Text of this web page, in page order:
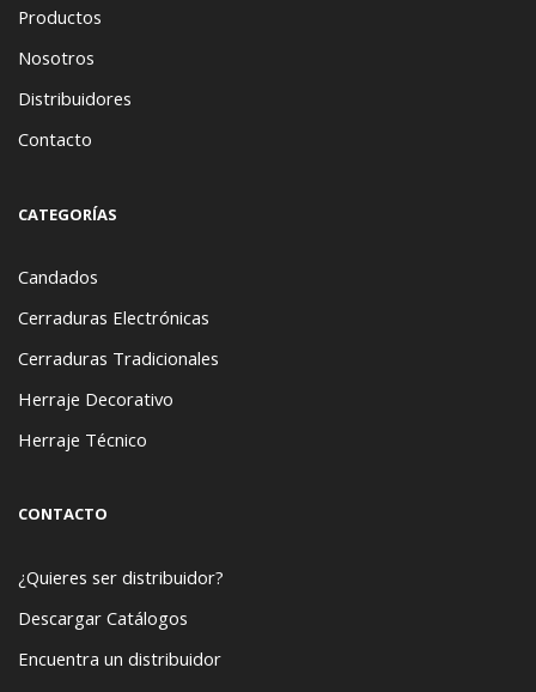
Productos
Nosotros
Distribuidores
Contacto
CATEGORÍAS
Candados
Cerraduras Electrónicas
Cerraduras Tradicionales
Herraje Decorativo
Herraje Técnico
CONTACTO
¿Quieres ser distribuidor?
Descargar Catálogos
Encuentra un distribuidor